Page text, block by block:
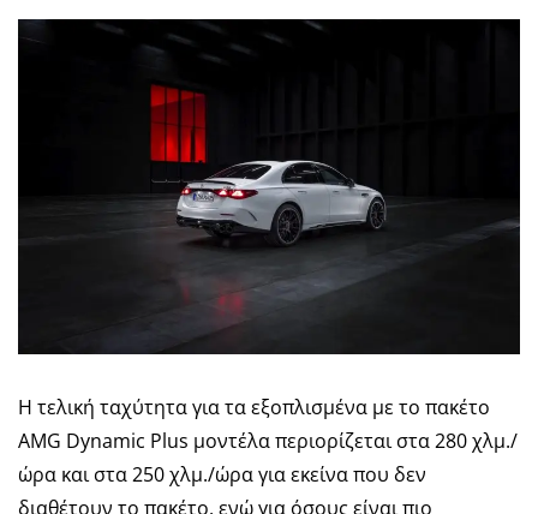
Η τελική ταχύτητα για τα εξοπλισμένα με το πακέτο
AMG Dynamic Plus μοντέλα περιορίζεται στα 280 χλμ./
ώρα και στα 250 χλμ./ώρα για εκείνα που δεν
διαθέτουν το πακέτο, ενώ για όσους είναι πιο